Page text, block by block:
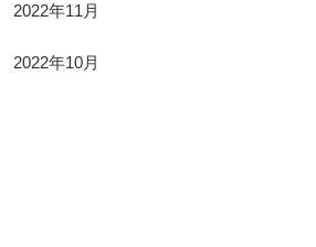
2022年11月
2022年10月